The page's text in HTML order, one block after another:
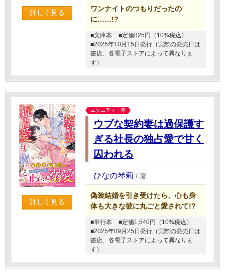
詳しく見る
ワンナイトのつもりだったの
に……!?
■文庫本
■定価825円（10%税込）
■2025年10月15日発行（実際の発売日は
書店、各電子ストアによって異なりま
す）
詳しく見る
エタニティ・赤
ウブな契約妻は過保護す
ぎる社長の独占愛で甘く
囚われる
ひなの琴莉 / 著
偽装結婚を引き受けたら、心も身
体も大きな彼に丸ごと愛されて!?
■単行本
■定価1,540円（10%税込）
■2025年09月25日発行（実際の発売日は
書店、各電子ストアによって異なりま
す）